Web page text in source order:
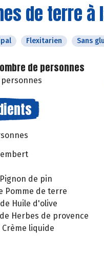
de terre à
Flexitarien Sans
de personnes
personnes
de pin
Pomme de terre
Huile d'olive
de Herbes de provence
Crème liquide